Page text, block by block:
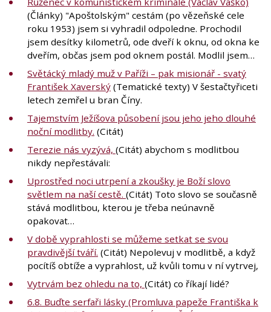
(Články) "Apoštolským" cestám (po vězeňské cele
roku 1953) jsem si vyhradil odpoledne. Prochodil
jsem desítky kilometrů, ode dveří k oknu, od okna ke
dveřím, občas jsem pod oknem postál. Modlil jsem…
Světácký mladý muž v Paříži – pak misionář - svatý
František Xaverský (Tematické texty) V šestačtyřiceti
letech zemřel u bran Číny.
Tajemstvím Ježíšova působení jsou jeho jeho dlouhé
noční modlitby. (Citát)
Terezie nás vyzývá, (Citát) abychom s modlitbou
nikdy nepřestávali:
Uprostřed noci utrpení a zkoušky je Boží slovo
světlem na naší cestě. (Citát) Toto slovo se současně
stává modlitbou, kterou je třeba neúnavně
opakovat…
V době vyprahlosti se můžeme setkat se svou
pravdivější tváří. (Citát) Nepolevuj v modlitbě, a když
pocítíš obtíže a vyprahlost, už kvůli tomu v ní vytrvej,
Vytrvám bez ohledu na to, (Citát) co říkají lidé?
6.8. Buďte serfaři lásky (Promluva papeže Františka k